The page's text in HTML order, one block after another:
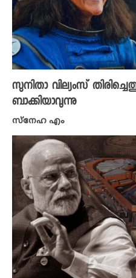
സുനിതാ വില്യംസ്
ബാക്കിയാവുന്നു
സ്നേഹ എം